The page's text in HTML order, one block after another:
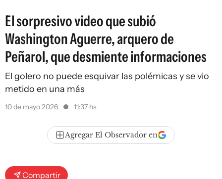
El sorpresivo video que subió
Washington Aguerre, arquero de
Peñarol, que desmiente informaciones
El golero no puede esquivar las polémicas y se vio
metido en una más
10 de mayo 2026 11:37 hs
Agregar El Observador en
Compartir